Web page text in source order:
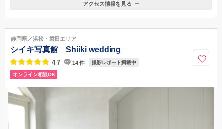
静岡県静岡市葵区新通1-4-22
りますのでご利用ください。 ●公共交通機関をご利用のお客様 静岡駅より
路線バスにて「本通６丁目」下車徒歩1分にてお越しいただけます。
054-266-3300
アクセス情報を見る
静岡県／浜松・磐田エリア
シイキ写真館 Shiiki wedding
4.7 14件 撮影レポート掲載中
オンライン相談OK